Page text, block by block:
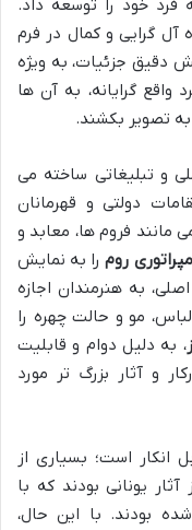
فرد خود را توسعه داد.
آل گرایی و کمال در فرم
دقیق جزئیات، به ویژه
واقع گرایانه، به آن ها
تصویر بکشند.
و تبلیغاتی ساخته می
دولتی و قهرمانان
فروم ها، معابد و
رومرا به نمایش
به هنرمندان اجازه
مو و حالت چهره را
، به دلیل دوام و قابلیت
و آثار بزرگ تر مورد
انکار است؛ بسیاری از
یونانی بودند که با
بودند. با این حال،